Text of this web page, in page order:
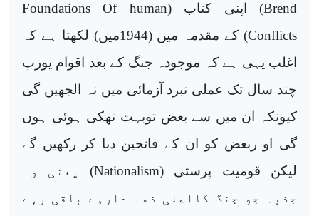
Brend) اپنی کتاب (Foundations Of human
Conflicts
) کے مقدمہ میں (1944میں) لکھتا ہے کہ
اغلب یہی ہے کہ موجودہ جنگ کے بعد اقوام یورپ
چند سال تک عملی نبرد آزمائی میں نہ الجھیں گی
کیونکہ ان میں سے بعض توبہت تھکی ہوئی ہوں
گی او ربعض کو ان کے فاتحین دبا کر رکھیں گے
لیکن قومیت پرستی (Nationalism) یعنی وہ
جذبہ جو جنگ کااصلی ذمہ دارہے باقی رہے